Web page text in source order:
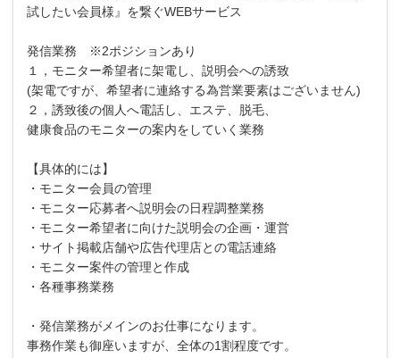
試したい会員様』を繋ぐWEBサービス
発信業務 ※2ポジションあり
１，モニター希望者に架電し、説明会への誘致
(架電ですが、希望者に連絡する為営業要素はございません)
２，誘致後の個人へ電話し、エステ、脱毛、
健康食品のモニターの案内をしていく業務
【具体的には】
・モニター会員の管理
・モニター応募者へ説明会の日程調整業務
・モニター希望者に向けた説明会の企画・運営
・サイト掲載店舗や広告代理店との電話連絡
・モニター案件の管理と作成
・各種事務業務
・発信業務がメインのお仕事になります。
事務作業も御座いますが、全体の1割程度です。